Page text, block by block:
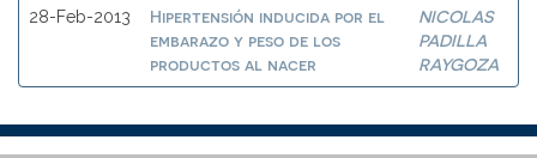
28-Feb-2013
Hipertensión inducida por el
embarazo y peso de los
productos al nacer
NICOLAS
PADILLA
RAYGOZA